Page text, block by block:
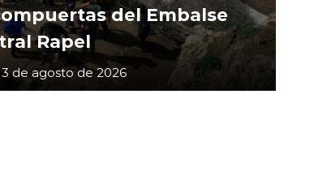
del Embalse
Rapel
de agosto de 2026